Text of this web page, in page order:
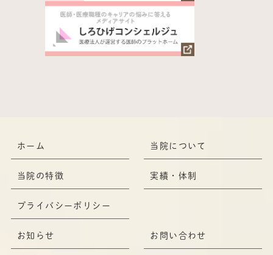
ホーム 当院について
当院の特徴 実績・体制
プライバシーポリシー
お知らせ お問い合わせ